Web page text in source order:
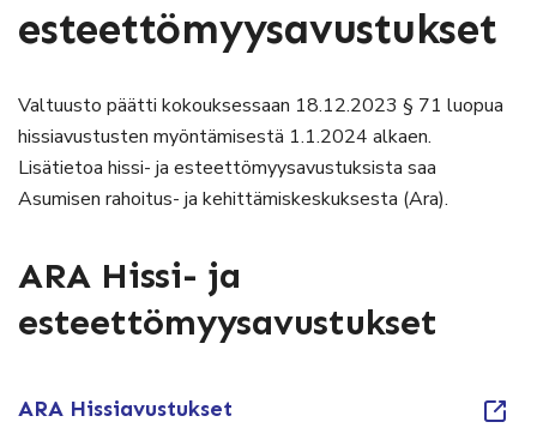
esteettömyysavustukset
Valtuusto päätti kokouksessaan 18.12.2023 § 71 luopua
hissiavustusten myöntämisestä 1.1.2024 alkaen.
Lisätietoa hissi- ja esteettömyysavustuksista saa
Asumisen rahoitus- ja kehittämiskeskuksesta (Ara).
ARA Hissi- ja
esteettömyysavustukset
ARA Hissiavustukset